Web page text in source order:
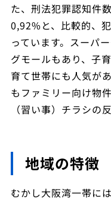
た、刑法犯罪認知件
0,92%と、比較的、
っています。スーパ
グモールもあり、子
育て世帯にも人気が
もファミリー向け物
（習い事）チラシの
地域の特徴
むかし大阪湾一帯に